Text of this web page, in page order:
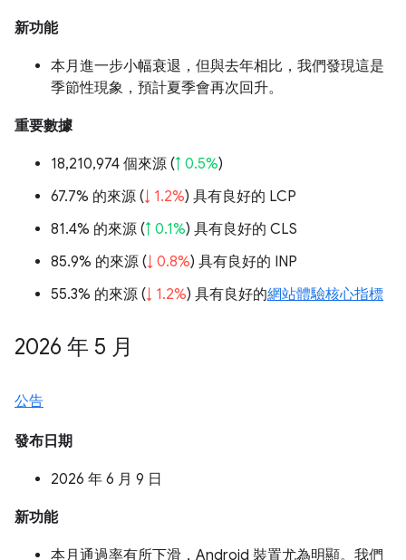
新功能
本月進一步小幅衰退，但與去年相比，我們發現這是
季節性現象，預計夏季會再次回升。
重要數據
18,210,974 個來源 (↑ 0.5%)
67.7% 的來源 (↓ 1.2%) 具有良好的 LCP
81.4% 的來源 (↑ 0.1%) 具有良好的 CLS
85.9% 的來源 (↓ 0.8%) 具有良好的 INP
55.3% 的來源 (↓ 1.2%) 具有良好的網站體驗核心指標
2026 年 5 月
公告
發布日期
2026 年 6 月 9 日
新功能
本月通過率有所下滑，Android 裝置尤為明顯。我們